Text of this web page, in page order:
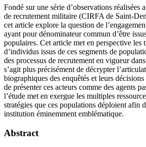
Fondé sur une série d’observations réalisées
de recrutement militaire (CIRFA de Saint-
cet article explore la question de
ayant pour dénominateur commun d’être
populaires. Cet article met en perspective les
d’individus issus de ces segments de
des processus de recrutement en vigueur
s’agit plus précisément de décrypter
biographiques des enquêtés et leurs
de présenter ces acteurs comme des agents
l’étude met en exergue les multiples
stratégies que ces populations déploient afin
institution éminemment emblématique.
Abstract